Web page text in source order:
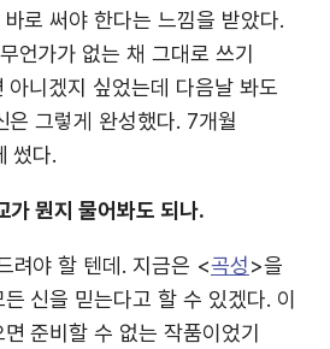
로 써야 한다는 느낌을 받았다.
언가가 없는 채 그대로 쓰기
아니겠지 싶었는데 다음날 봐도
은 그렇게 완성했다. 7개월
썼다.
가 뭔지 물어봐도 되나.
려야 할 텐데. 지금은 <곡성>을
신을 믿는다고 할 수 있겠다. 이
준비할 수 없는 작품이었기